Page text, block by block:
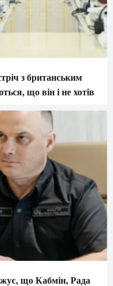
з британським
що він і не хотів
що Кабмін, Рада